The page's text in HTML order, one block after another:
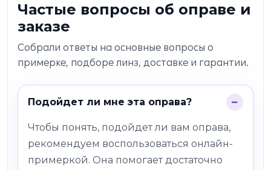
Частые вопросы об оправе и
заказе
Собрали ответы на основные вопросы о
примерке, подборе линз, доставке и гарантии.
Подойдет ли мне эта оправа?
Чтобы понять, подойдет ли вам оправа,
рекомендуем воспользоваться онлайн-
примеркой. Она помогает достаточно